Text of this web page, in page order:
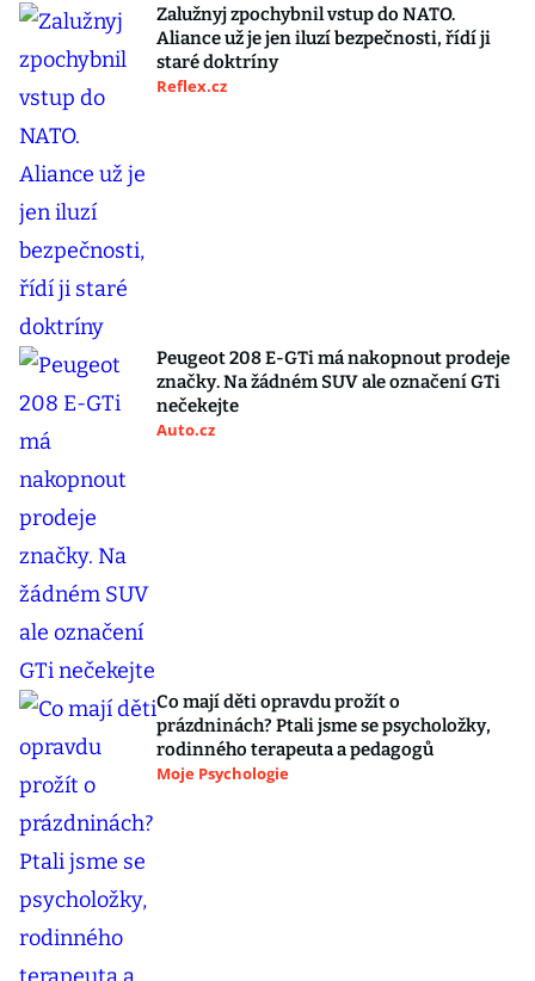
Zalužnyj zpochybnil vstup do NATO.
Aliance už je jen iluzí bezpečnosti, řídí ji
staré doktríny
Reflex.cz
Peugeot 208 E-GTi má nakopnout prodeje
značky. Na žádném SUV ale označení GTi
nečekejte
Auto.cz
Co mají děti opravdu prožít o
prázdninách? Ptali jsme se psycholožky,
rodinného terapeuta a pedagogů
Moje Psychologie